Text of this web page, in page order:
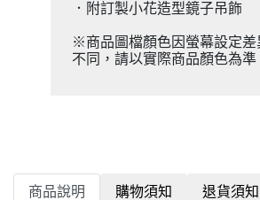
．附訂製小花造型鏡子吊飾
※商品圖檔顏色因螢幕設定差
不同，請以實際商品顏色為準
商品說明 購物須知 退貨須知